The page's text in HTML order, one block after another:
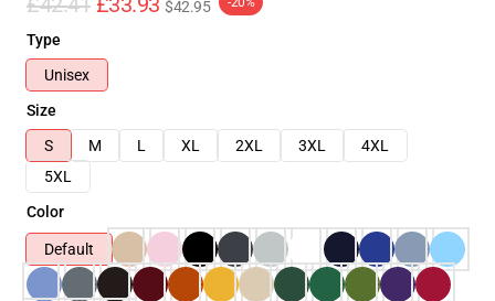
$42.95
Type
Unisex
Size
S
M L XL 2XL 3XL
4XL
5XL
Color
Default